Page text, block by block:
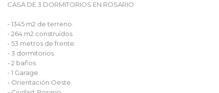
CASA DE 3 DORMITORIOS EN ROSARIO
- 1345 m2 de terreno.
- 264 m2 construídos.
- 53 metros de frente.
- 3 dormitorios.
- 2 baños.
- 1 Garage
- Orientación Oeste.